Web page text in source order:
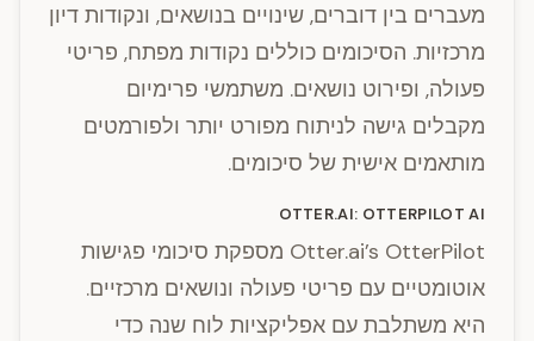
מעברים בין דוברים, שינויים בנושאים, ונקודות דיון
מרכזיות. הסיכומים כוללים נקודות מפתח, פריטי
פעולה, ופירוט נושאים. משתמשי פרימיום
מקבלים גישה לניתוח מפורט יותר ולפורמטים
מותאמים אישית של סיכומים.
OTTER.AI: OTTERPILOT AI
Otter.ai’s OtterPilot מספקת סיכומי פגישות
אוטומטיים עם פריטי פעולה ונושאים מרכזיים.
היא משתלבת עם אפליקציות לוח שנה כדי